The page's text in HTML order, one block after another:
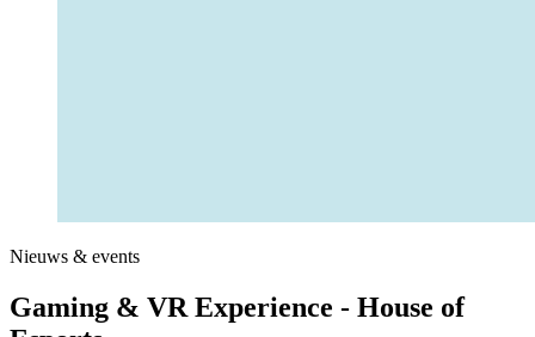
Nieuws & events
Gaming & VR Experience - House of